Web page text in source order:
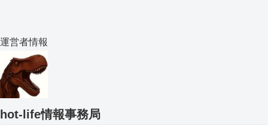
運営者情報
hot-life情報事務局